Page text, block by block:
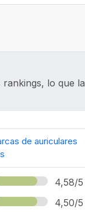
rankings, lo que la
de auriculares
4,58/5
4,50/5